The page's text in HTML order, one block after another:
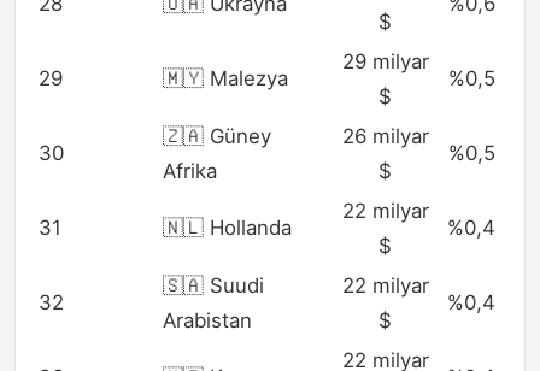
$
29 🇲🇾 Malezya
29 milyar
$
%0,5
30
🇿🇦 Güney
Afrika
26 milyar
$
%0,5
31 🇳🇱 Hollanda
22 milyar
$
%0,4
32
🇸🇦 Suudi
Arabistan
22 milyar
$
%0,4
22 milyar